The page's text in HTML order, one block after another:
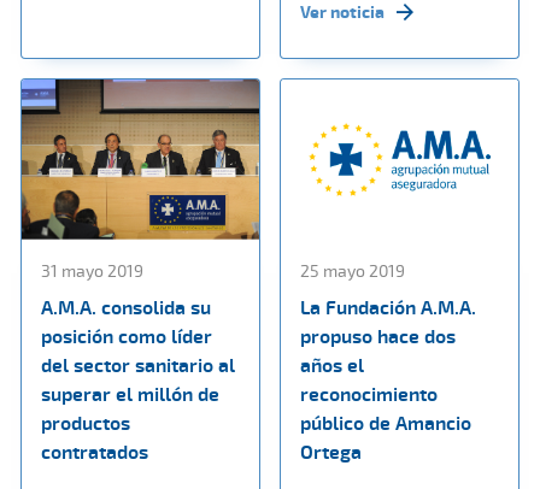
Ver noticia
31 mayo 2019
A.M.A. consolida su
posición como líder
del sector sanitario al
superar el millón de
productos
contratados
25 mayo 2019
La Fundación A.M.A.
propuso hace dos
años el
reconocimiento
público de Amancio
Ortega